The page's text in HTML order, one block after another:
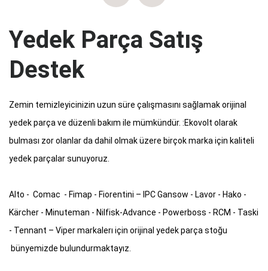
Yedek Parça Satış
Destek
Zemin temizleyicinizin uzun süre çalışmasını sağlamak orijinal
yedek parça ve düzenli bakım ile mümkündür. :Ekovolt olarak
bulması zor olanlar da dahil olmak üzere birçok marka için kaliteli
yedek parçalar sunuyoruz.
Alto - Comac - Fimap - Fiorentini – IPC Gansow - Lavor - Hako -
Kärcher - Minuteman - Nilfisk-Advance - Powerboss - RCM - Taski
- Tennant – Viper markalerı için orijinal yedek parça stoğu
bünyemizde bulundurmaktayız.